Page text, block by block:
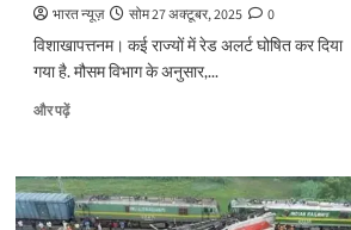
भारत न्यूज़ सोम 27 अक्टूबर, 2025
0
विशाखापत्तनम। कई राज्यों में रेड अलर्ट घोषित कर दिया
गया है. मौसम विभाग के अनुसार,...
और पढ़ेंCyclone
तबाही
मचाने
आ